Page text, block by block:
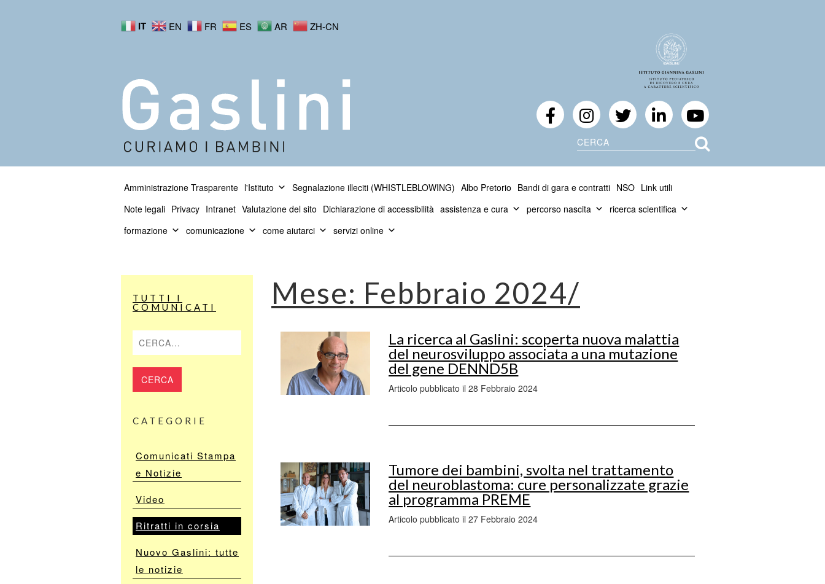
IT EN FR ES AR ZH-CN
Cerca
Amministrazione Trasparente l'Istituto Segnalazione illeciti (WHISTLEBLOWING) Albo Pretorio Bandi di gara e contratti NSO Link utili
Note legali Privacy Intranet Valutazione del sito Dichiarazione di accessibilità assistenza e cura percorso nascita
ricerca scientifica
formazione
comunicazione come aiutarci servizi online
TUTTI I
COMUNICATI
CATEGORIE
Comunicati Stampa
e Notizie
Video
Ritratti in corsia
Nuovo Gaslini: tutte
le notizie
Mese: Febbraio 2024/
La ricerca al Gaslini: scoperta nuova malattia
del neurosviluppo associata a una mutazione
del gene DENND5B
Articolo pubblicato il 28 Febbraio 2024
Tumore dei bambini, svolta nel trattamento
del neuroblastoma: cure personalizzate grazie
al programma PREME
Articolo pubblicato il 27 Febbraio 2024